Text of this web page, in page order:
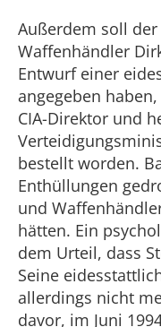
Außerdem soll
Waffenhändler
Entwurf einer
angegeben
CIA-Direktor und
bestellt worden.
Enthüllungen
und
hätten. Ein
dem Urteil, dass
Seine
allerdings nicht
davor, im Juni